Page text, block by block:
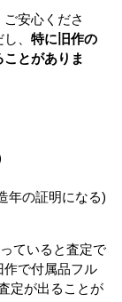
安心くださ
、 特に旧作の
とがありま
年の証明になる)
ていると査定で
で付属品フル
定が出ることが